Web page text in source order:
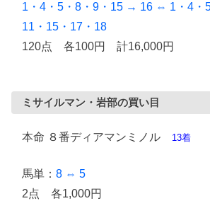
1・4・5・8・9・15 → 16 ⇔ 1・4・5
11・15・17・18
120点 各100円 計16,000円
ミサイルマン・岩部の買い目
本命 ８番ディアマンミノル 13着
馬単：8 ⇔ 5
2点 各1,000円